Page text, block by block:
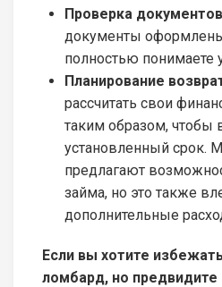
Проверка
документы
полностью понимаете
Планирование
рассчитать свои
таким образом, чтобы
установленный срок.
предлагают
займа, но это также
дополнительные
Если вы хотите
ломбард, но